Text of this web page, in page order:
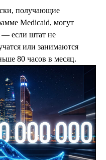
получающие
Medicaid, могут
— если штат не
или занимаются
80 часов в месяц.